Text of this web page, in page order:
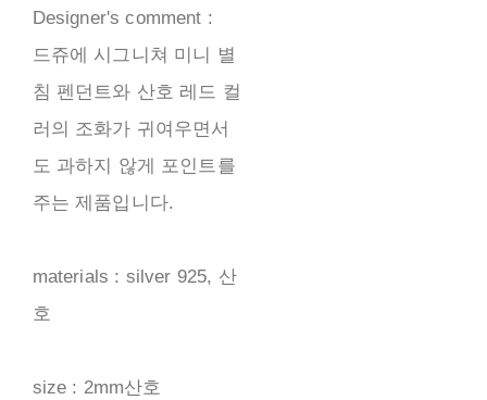
Designer's comment :
드쥬에 시그니쳐 미니 별
침 펜던트와 산호 레드 컬
러의 조화가 귀여우면서
도 과하지 않게 포인트를
주는 제품입니다.
materials : silver 925, 산
호
size : 2mm산호